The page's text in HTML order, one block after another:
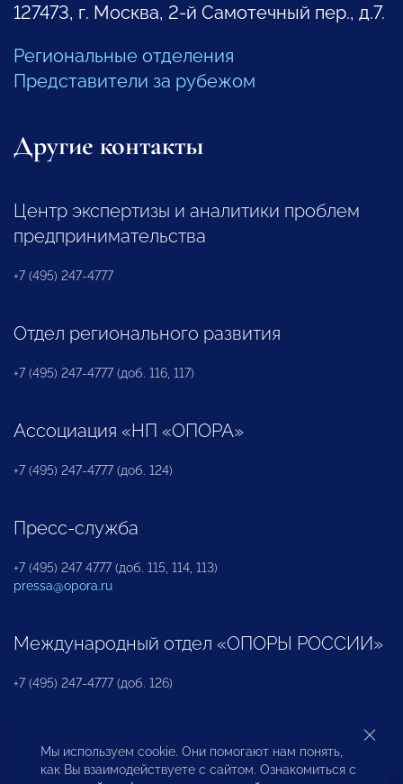
127473, г. Москва, 2-й Самотечный пер., д.7.
Региональные отделения
Представители за рубежом
Другие контакты
Центр экспертизы и аналитики проблем
предпринимательства
+7 (495) 247-4777
Отдел регионального развития
+7 (495) 247-4777 (доб. 116, 117)
Ассоциация «НП «ОПОРА»
+7 (495) 247-4777 (доб. 124)
Пресс-служба
+7 (495) 247 4777 (доб. 115, 114, 113)
pressa@opora.ru
Международный отдел «ОПОРЫ РОССИИ»
+7 (495) 247-4777 (доб. 126)
Бюро по защите прав предпринимателей и
инвесторов
Мы используем cookie. Они помогают нам понять,
как Вы взаимодействуете с сайтом. Ознакомиться с